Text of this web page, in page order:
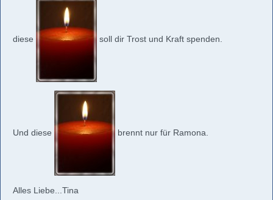
diese soll dir Trost und Kraft spenden.
Und diese brennt nur für Ramona.
Alles Liebe...Tina